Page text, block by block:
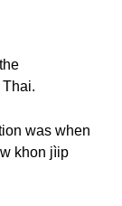
was when
khon jìip